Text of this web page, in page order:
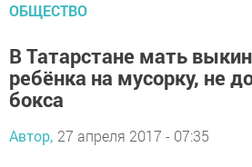
ОБЩЕСТВО
В Татарстане мать
ребёнка на мусорку, не
бокса
Автор, 27 апреля 2017 - 07:35